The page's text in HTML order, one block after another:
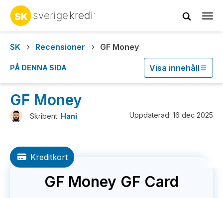
SK
Recensioner GF Money
PÅ DENNA SIDA Visa innehåll
GF Money
Skribent: Hani Uppdaterad: 16 dec 2025
Kreditkort
GF Money GF Card